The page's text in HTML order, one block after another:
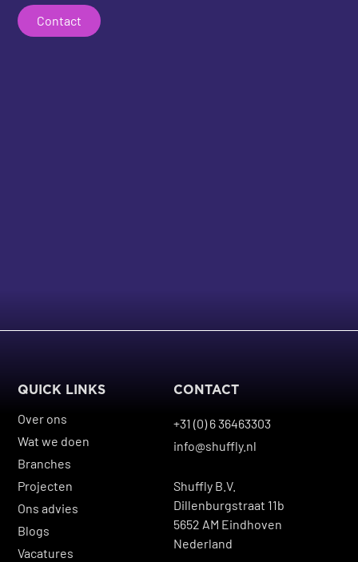
Contact
QUICK LINKS
Over ons
Wat we doen
Branches
Projecten
Ons advies
Blogs
Vacatures
CONTACT
+31 (0) 6 36463303
info@shuffly.nl
Shuffly B.V.
Dillenburgstraat 11b
5652 AM Eindhoven
Nederland